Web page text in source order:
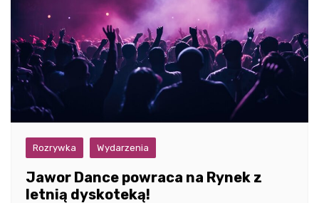
Rozrywka Wydarzenia
Jawor Dance powraca na Rynek z
letnią dyskoteką!